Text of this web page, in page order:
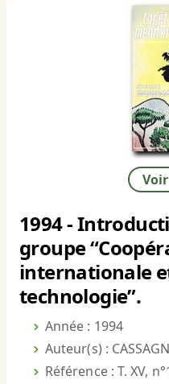
1994 -
groupe
internationale
technologie”.
Année : 1994
Auteur(s) :
Référence : T. XV,